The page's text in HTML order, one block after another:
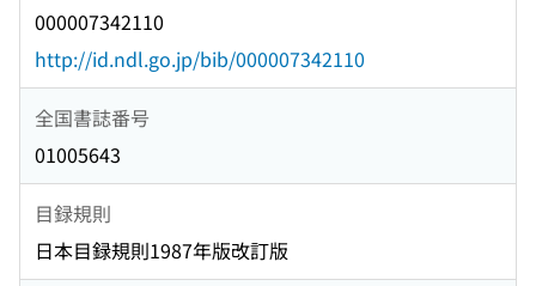
000007342110
http://id.ndl.go.jp/bib/000007342110
全国書誌番号
01005643
目録規則
日本目録規則1987年版改訂版